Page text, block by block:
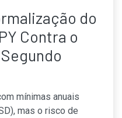
do
Contra o
mínimas anuais
mas o risco de